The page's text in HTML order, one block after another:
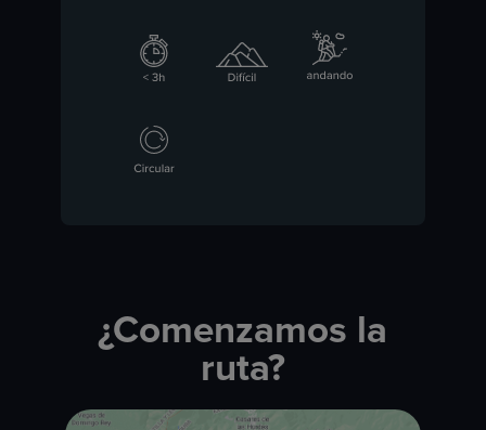
¿Comenzamos la
ruta?